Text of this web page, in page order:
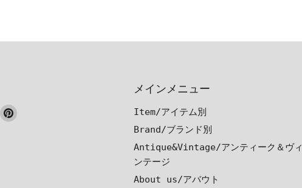
Pinterest
メインメニュー
Item/アイテム別
Brand/ブランド別
Antique&Vintage/アンティーク＆ヴィ
ンテージ
About us/アバウト